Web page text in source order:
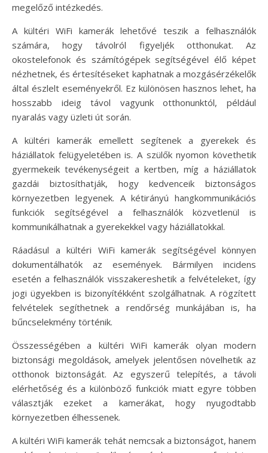
megelőző intézkedés.
A kültéri WiFi kamerák lehetővé teszik a felhasználók
számára, hogy távolról figyeljék otthonukat. Az
okostelefonok és számítógépek segítségével élő képet
nézhetnek, és értesítéseket kaphatnak a mozgásérzékelők
által észlelt eseményekről. Ez különösen hasznos lehet, ha
hosszabb ideig távol vagyunk otthonunktól, például
nyaralás vagy üzleti út során.
A kültéri kamerák emellett segítenek a gyerekek és
háziállatok felügyeletében is. A szülők nyomon követhetik
gyermekeik tevékenységeit a kertben, míg a háziállatok
gazdái biztosíthatják, hogy kedvenceik biztonságos
környezetben legyenek. A kétirányú hangkommunikációs
funkciók segítségével a felhasználók közvetlenül is
kommunikálhatnak a gyerekekkel vagy háziállatokkal.
Ráadásul a kültéri WiFi kamerák segítségével könnyen
dokumentálhatók az események. Bármilyen incidens
esetén a felhasználók visszakereshetik a felvételeket, így
jogi ügyekben is bizonyítékként szolgálhatnak. A rögzített
felvételek segíthetnek a rendőrség munkájában is, ha
bűncselekmény történik.
Összességében a kültéri WiFi kamerák olyan modern
biztonsági megoldások, amelyek jelentősen növelhetik az
otthonok biztonságát. Az egyszerű telepítés, a távoli
elérhetőség és a különböző funkciók miatt egyre többen
választják ezeket a kamerákat, hogy nyugodtabb
környezetben élhessenek.
A kültéri WiFi kamerák tehát nemcsak a biztonságot, hanem